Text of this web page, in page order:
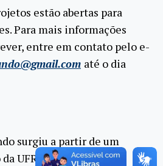
estão abertas para
Para mais informações
entre em contato pelo e-
até o dia
surgiu a partir de um
UFRJ organizado pela